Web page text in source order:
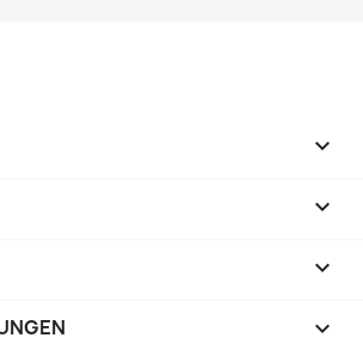



keyboard_arrow_down